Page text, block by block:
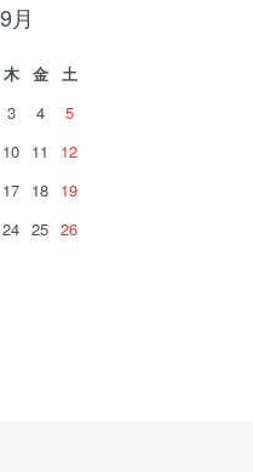
月
木 金
土
3 4
5
10 11
12
17 18 19
24 25 26